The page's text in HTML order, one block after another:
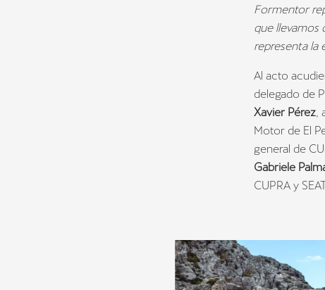
Formentor
que llevamos
representa la
Al acto
delegado de
Xavier Pérez,
Motor de El
general de
Gabriele
CUPRA y